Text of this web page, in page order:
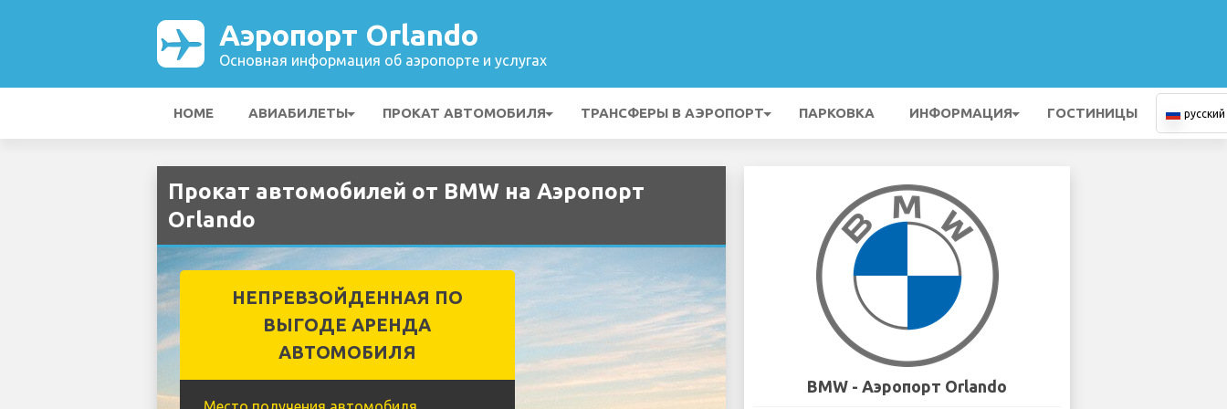
Аэропорт Orlando
Основная информация об аэропорте и услугах
HOME АВИАБИЛЕТЫ ПРОКАТ АВТОМОБИЛЯ ТРАНСФЕРЫ В АЭРОПОРТ ПАРКОВКА ИНФОРМАЦИЯ ГОСТИНИЦЫ русский
Прокат автомобилей от BMW на Аэропорт
Orlando
НЕПРЕВЗОЙДЕННАЯ ПО
ВЫГОДЕ АРЕНДА
АВТОМОБИЛЯ
BMW - Аэропорт Orlando